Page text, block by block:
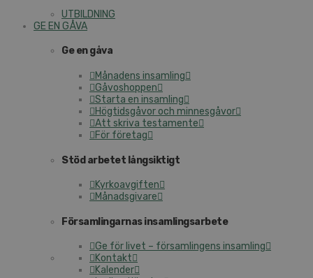
UTBILDNING
GE EN GÅVA
Ge en gåva
Månadens insamling
Gåvoshoppen
Starta en insamling
Högtidsgåvor och minnesgåvor
Att skriva testamente
För företag
Stöd arbetet långsiktigt
Kyrkoavgiften
Månadsgivare
Församlingarnas insamlingsarbete
Ge för livet – församlingens insamling
Kontakt
Kalender